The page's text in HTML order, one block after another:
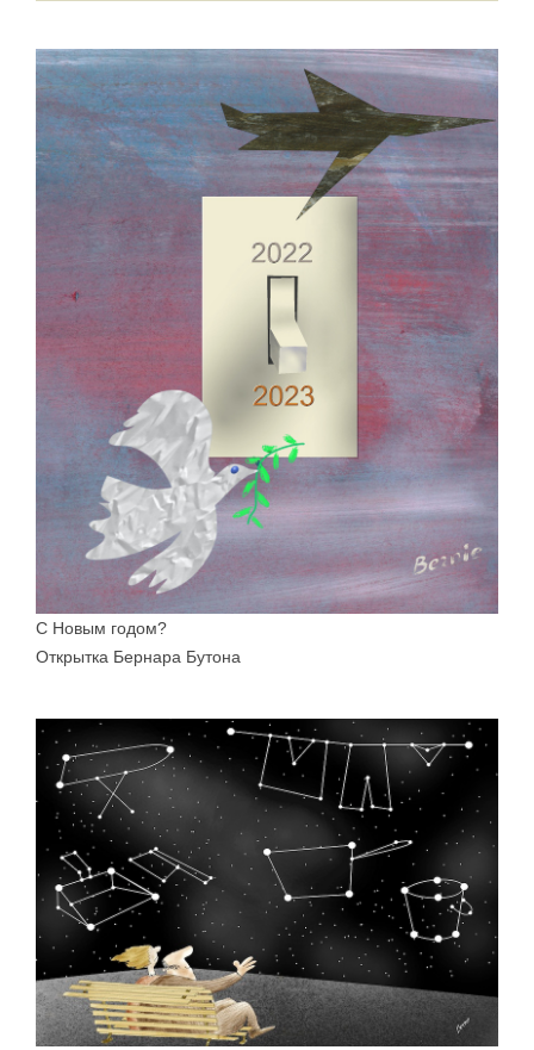
С Новым годом?
Открытка Бернара Бутона